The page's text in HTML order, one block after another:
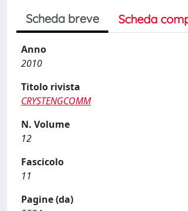
Scheda breve Scheda
Anno
2010
Titolo rivista
CRYSTENGCOMM
N. Volume
12
Fascicolo
11
Pagine (da)